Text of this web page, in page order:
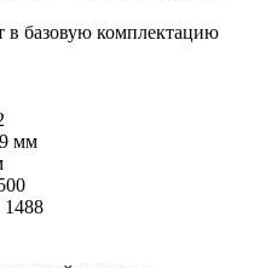
в базовую комплектацию
мм
1488